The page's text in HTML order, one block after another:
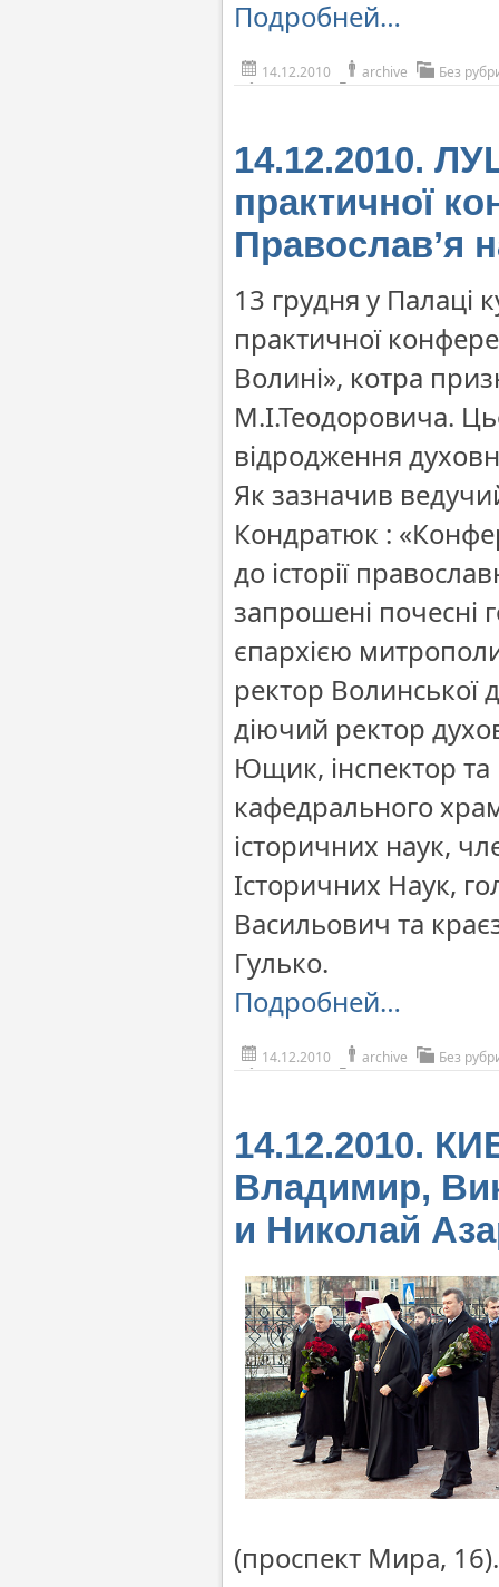
Подробней…
14.12.2010 archive Без
14.12.2010.
практичної
Православ’я
13 грудня у Палаці
практичної
Волині», котра
М.І.Теодоровича.
відродження
Як зазначив
Кондратюк :
до історії
запрошені почесні
єпархією
ректор Волинської
діючий ректор
Ющик, інспектор та
кафедрального
історичних наук,
Історичних Наук,
Васильович та
Гулько.
Подробней…
14.12.2010 archive Без
14.12.2010.
Владимир,
и Николай
(проспект Мира, 16).